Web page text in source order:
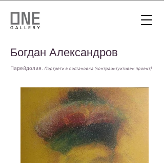
Богдан Александров
Парейдолия. Портрети в постановка (контраинтуитивен проект)